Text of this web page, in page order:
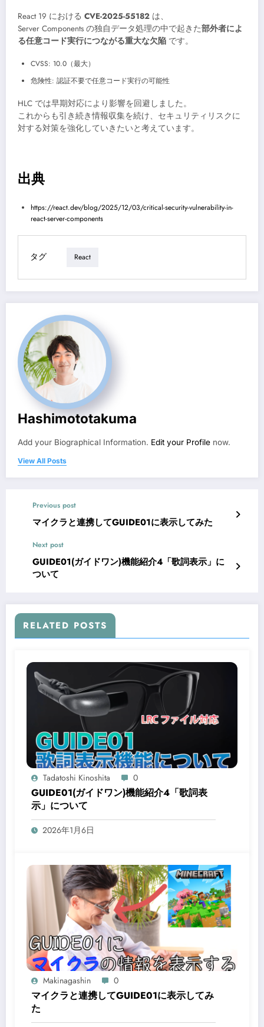
React 19 における CVE-2025-55182 は、
Server Components の独自データ処理の中で起きた部外者によ
る任意コード実行につながる重大な欠陥 です。
CVSS: 10.0（最大）
危険性: 認証不要で任意コード実行の可能性
HLC では早期対応により影響を回避しました。
これからも引き続き情報収集を続け、セキュリティリスクに
対する対策を強化していきたいと考えています。
出典
https://react.dev/blog/2025/12/03/critical-security-vulnerability-in-
react-server-components
タグ React
Hashimototakuma
Add your Biographical Information. Edit your Profile now.
View All Posts
Previous post
マイクラと連携してGUIDE01に表示してみた
Next post
GUIDE01(ガイドワン)機能紹介4「歌詞表示」に
ついて
RELATED POSTS
Tadatoshi Kinoshita 0
GUIDE01(ガイドワン)機能紹介4「歌詞表
示」について
2026年1月6日
Makinagashin 0
マイクラと連携してGUIDE01に表示してみ
た